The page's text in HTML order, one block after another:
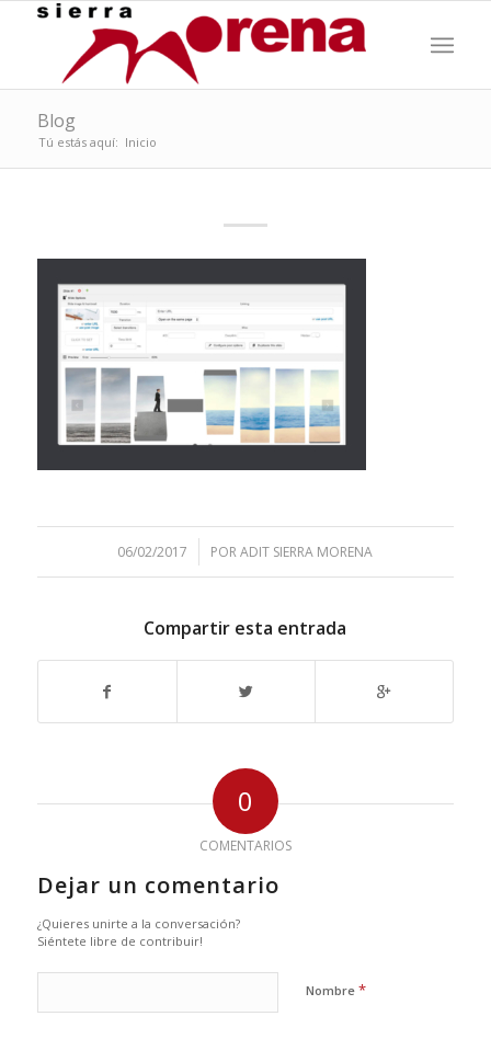
Blog
Tú estás aquí: Inicio
06/02/2017
/ PORADIT SIERRA MORENA
Compartir esta entrada
0
COMENTARIOS
Dejar un comentario
¿Quieres unirte a la conversación?
Siéntete libre de contribuir!
Nombre *